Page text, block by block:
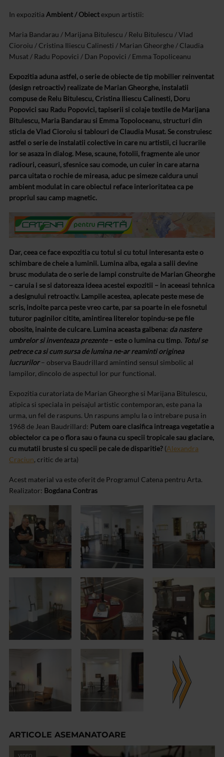
In expozitia Ambient / Obiectexpun artistii:
Maria Bandarau / Marijana Bitulescu / Relu Bitulescu / Vlad
Cioroiu / Cristina Iliescu Calinesti / Marian Gheorghe / Claudia
Musat / Radu Popovici / Dan Popovici / Emma Topoliceanu
Expozitia aduna astfel, o serie de obiecte de tip mobilier reinventat
(design retroactiv) realizate de Marian Gheorghe, instalatii
compuse de Relu Bitulescu, Cristina Iliescu Calinesti, Doru
Popovici sau Radu Popovici, tapiserii si colaje textile de Marijana
Bitulescu, Maria Bandarau si Emma Topoloceanu, structuri din
sticla de Vlad Cioroiu si tablouri de Claudia Musat. Se construiesc
astfel o serie de instalatii colective in care nu artistii, ci lucrarile
lor se asaza in dialog. Mese, scaune, fotolii, fragmente ale unor
radiouri, ceasuri, sfesnice sau comode, un cuier in care atarna
parca uitata o rochie de mireasa, aduc pe simeze caldura unui
ambient modulat in care obiectul reface interioritatea ca pe
propriul sau camp magnetic.
Dar, ceea ce face expozitia cu totul si cu totul interesanta este o
schimbare de cheie a luminii. Lumina alba, egala a salii devine
brusc modulata de o serie de lampi construite de Marian Gheorghe
– caruia i se si datoreaza ideea acestei expozitii – in aceeasi tehnica
a designului retroactiv. Lampile acestea, aplecate peste mese de
scris, indoite parca peste vreo carte, par sa poarte in ele fosnetul
tuturor paginilor citite, amintirea literelor topindu-se pe file
obosite, inainte de culcare. Lumina aceasta galbena: da nastere
umbrelor si inventeaza prezente– este o lumina cu timp. Totul se
petrece ca si cum sursa de lumina ne-ar reaminti originea
lucrurilor– observa Baudrillard amintind sensul simbolic al
lampilor, dincolo de aspectul lor pur functional.
Expozitia curatoriata de Marian Gheorghe si Marijana Bitulescu,
atipica si speciala in peisajul artistic contemporan, este pana la
urma, un fel de raspuns. Un raspuns amplu la o intrebare pusa in
1968 de Jean Baudrillard: Putem oare clasifica intreaga vegetatie a
obiectelor ca pe o flora sau o fauna cu specii tropicale sau glaciare,
cu mutatii bruste si cu specii pe cale de disparitie? (Alexandra
Craciun, critic de arta)
Acest material va este oferit de Programul Catena pentru Arta.
Realizator: Bogdana Contras
ARTICOLE ASEMANATOARE